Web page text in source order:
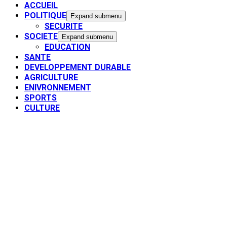
ACCUEIL
POLITIQUE
Expand submenu
SECURITE
SOCIETE
Expand submenu
EDUCATION
SANTE
DEVELOPPEMENT DURABLE
AGRICULTURE
ENIVRONNEMENT
SPORTS
CULTURE